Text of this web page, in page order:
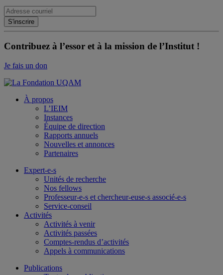
Contribuez à l’essor et à la mission de l’Institut !
Je fais un don
À propos
L’IEIM
Instances
Équipe de direction
Rapports annuels
Nouvelles et annonces
Partenaires
Expert-e-s
Unités de recherche
Nos fellows
Professeur-e-s et chercheur-euse-s associé-e-s
Service-conseil
Activités
Activités à venir
Activités passées
Comptes-rendus d’activités
Appels à communications
Publications